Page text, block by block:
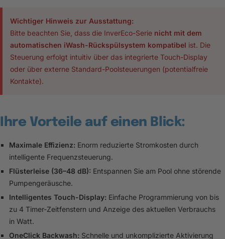
Wichtiger Hinweis zur Ausstattung:
Bitte beachten Sie, dass die InverEco-Serie nicht mit dem
automatischen iWash-Rückspülsystem kompatibel ist. Die
Steuerung erfolgt intuitiv über das integrierte Touch-Display
oder über externe Standard-Poolsteuerungen (potentialfreie
Kontakte).
Ihre Vorteile auf einen Blick:
Maximale Effizienz: Enorm reduzierte Stromkosten durch
intelligente Frequenzsteuerung.
Flüsterleise (36–48 dB): Entspannen Sie am Pool ohne störende
Pumpengeräusche.
Intelligentes Touch-Display: Einfache Programmierung von bis
zu 4 Timer-Zeitfenstern und Anzeige des aktuellen Verbrauchs
in Watt.
OneClick Backwash: Schnelle und unkomplizierte Aktivierung